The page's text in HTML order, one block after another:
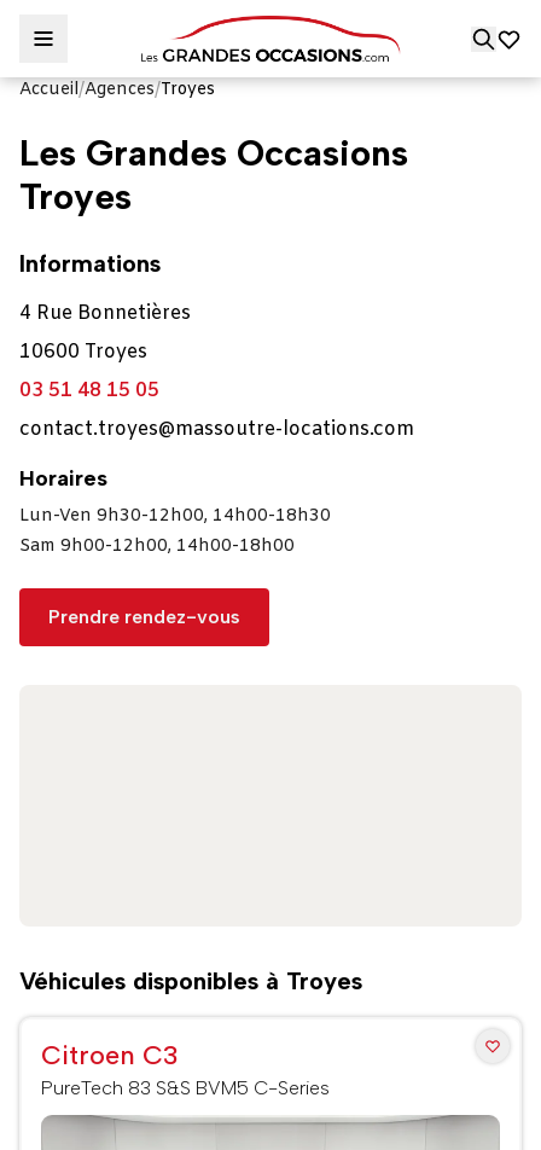
Accueil/Agences/Troyes
Les Grandes Occasions
Troyes
Informations
4 Rue Bonnetières
10600 Troyes
03 51 48 15 05
contact.troyes@massoutre-locations.com
Horaires
Lun-Ven 9h30-12h00, 14h00-18h30
Sam 9h00-12h00, 14h00-18h00
Prendre rendez-vous
Véhicules disponibles à Troyes
Citroen C3
PureTech 83 S&S BVM5 C-Series